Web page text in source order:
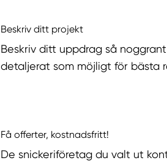
Beskriv ditt projekt
Beskriv ditt uppdrag så
detaljerat som möjligt för bästa
Få offerter, kostnadsfritt!
De snickeriföretag du valt ut